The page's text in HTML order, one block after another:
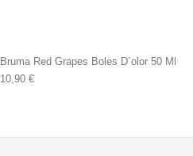
Bruma Red Grapes Boles D´olor 50 Ml
10,90 €